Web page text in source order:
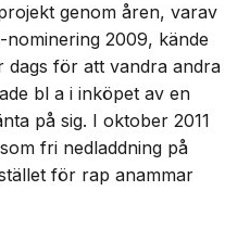
genom åren, varav
2009, kände
dags för att vandra andra
bl a i inköpet av en
på sig. I oktober 2011
fri nedladdning på
för rap anammar